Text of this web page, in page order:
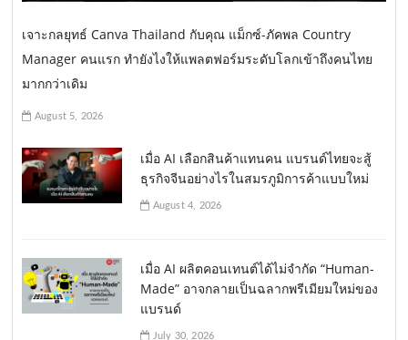
เจาะกลยุทธ์ Canva Thailand กับคุณ แม็กซ์-ภัคพล Country
Manager คนแรก ทำยังไงให้แพลตฟอร์มระดับโลกเข้าถึงคนไทย
มากกว่าเดิม
August 5, 2026
เมื่อ AI เลือกสินค้าแทนคน แบรนด์ไทยจะสู้
ธุรกิจจีนอย่างไรในสมรภูมิการค้าแบบใหม่
August 4, 2026
เมื่อ AI ผลิตคอนเทนต์ได้ไม่จำกัด “Human-
Made” อาจกลายเป็นฉลากพรีเมียมใหม่ของ
แบรนด์
July 30, 2026